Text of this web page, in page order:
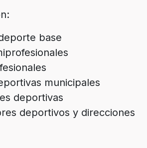
base
municipales
deportivas
deportivos y direcciones